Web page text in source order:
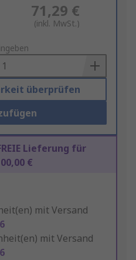
71,29 €
(inkl. MwSt.)
überprüfen
Lieferung für
€
mit Versand
mit Versand